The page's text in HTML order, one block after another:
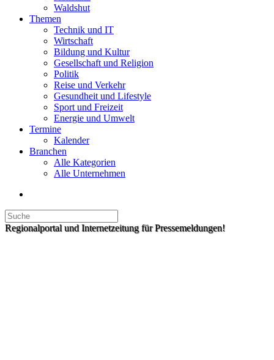
Waldshut
Themen
Technik und IT
Wirtschaft
Bildung und Kultur
Gesellschaft und Religion
Politik
Reise und Verkehr
Gesundheit und Lifestyle
Sport und Freizeit
Energie und Umwelt
Termine
Kalender
Branchen
Alle Kategorien
Alle Unternehmen
Regionalportal und Internetzeitung für Pressemeldungen!